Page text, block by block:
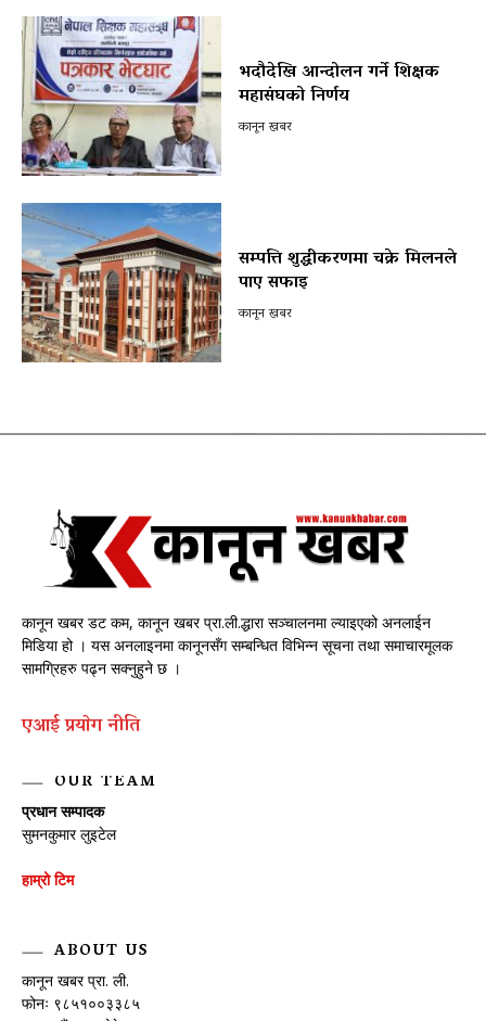
भदौदेखि आन्दोलन गर्ने शिक्षक
महासंघको निर्णय
कानून खबर
सम्पत्ति शुद्धीकरणमा चक्रे मिलनले
पाए सफाइ
कानून खबर
कानून खबर डट कम, कानून खबर प्रा.ली.द्धारा सञ्चालनमा ल्याइएको अनलाईन
मिडिया हो । यस अनलाइनमा कानूनसँग सम्बन्धित विभिन्न सूचना तथा समाचारमूलक
सामग्रिहरु पढ्न सक्नुहुने छ ।
एआई प्रयाेग नीति
OUR TEAM
प्रधान सम्पादक
सुमनकुमार लुइटेल
हाम्रो टिम
ABOUT US
कानून खबर प्रा. ली.
फोनः ९८५१००३३८५